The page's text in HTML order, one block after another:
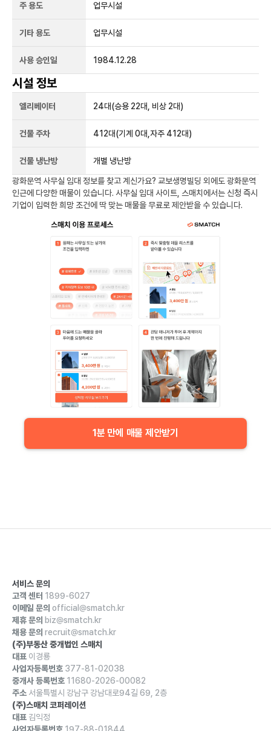
주 용도 업무시설
기타 용도 업무시설
사용 승인일 1984.12.28
시설 정보
엘리베이터 24대(승용 22대, 비상 2대)
건물 주차 412대(기계 0대,자주 412대)
건물 냉난방 개별 냉난방
광화문역 사무실 임대 정보를 찾고 계신가요? 교보생명빌딩 외에도 광화문역
인근에 다양한 매물이 있습니다. 사무실 임대 사이트, 스매치에서는 신청 즉시
기업이 입력한 희망 조건에 딱 맞는 매물을 무료로 제안받을 수 있습니다.
1분 만에 매물 제안받기
서비스 문의
고객 센터 1899-6027
이메일 문의 official@smatch.kr
제휴 문의 biz@smatch.kr
채용 문의 recruit@smatch.kr
(주)부동산 중개법인 스매치
대표 이경룡
사업자등록번호 377-81-02038
중개사 등록번호 11680-2026-00082
주소 서울특별시 강남구 강남대로94길 69, 2층
(주)스매치 코퍼레이션
대표 김익정
사업자등록번호 197-88-01844